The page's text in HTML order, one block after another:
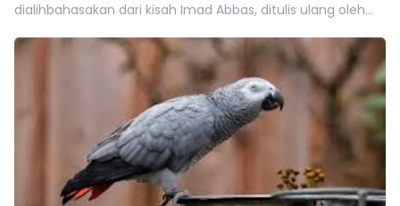
dialihbahasakan dari kisah Imad Abbas, ditulis ulang oleh...